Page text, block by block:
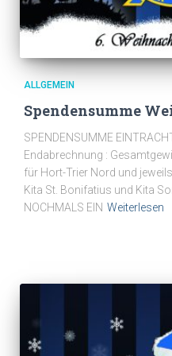
ALLGEMEIN
Spendensumme
SPENDENSUMME
Endabrechnung :
für Hort-Trier Nord und
Kita St. Bonifatius und Kita
NOCHMALS EIN Weiterlesen